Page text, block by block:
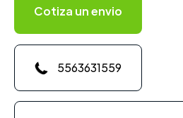
Cotiza un envio
5563631559